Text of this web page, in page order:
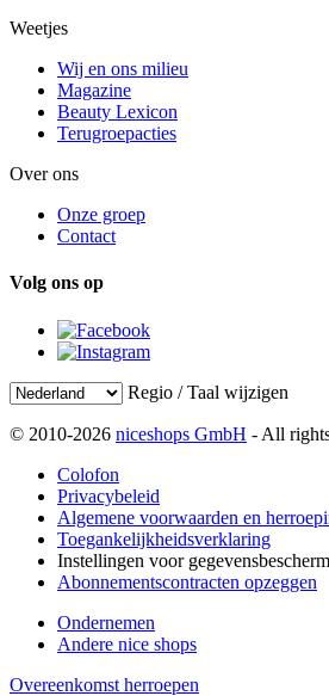
Weetjes
Wij en ons milieu
Magazine
Beauty Lexicon
Terugroepacties
Over ons
Onze groep
Contact
Volg ons op
Regio / Taal wijzigen
© 2010-2026 niceshops GmbH - All
Colofon
Privacybeleid
Algemene voorwaarden en
Toegankelijkheidsverklaring
Instellingen voor
Abonnementscontracten opzeggen
Ondernemen
Andere nice shops
Overeenkomst herroepen